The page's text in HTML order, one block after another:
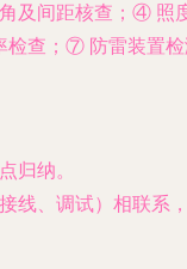
间距核查；④ 照
查；⑦ 防雷装置检
归纳。
线、调试）相联系，